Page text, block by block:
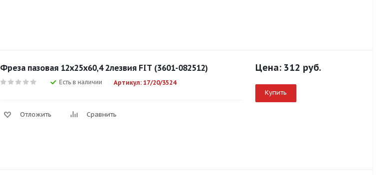
Фреза пазовая 12х25х60,4 2лезвия FIT (3601-082512)
Есть в наличии Артикул: 17/20/3524
Отложить Сравнить
Цена: 312 руб.
Купить